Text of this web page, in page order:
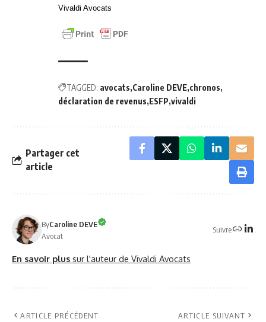
Vivaldi Avocats
TAGGED: avocats Caroline DEVE chronos
déclaration de revenus ESFP vivaldi
Partager cet
article
ByCaroline DEVE
Avocat
Suivre
En savoir plus sur l'auteur de Vivaldi Avocats
ARTICLE PRÉCÉDENT ARTICLE SUIVANT